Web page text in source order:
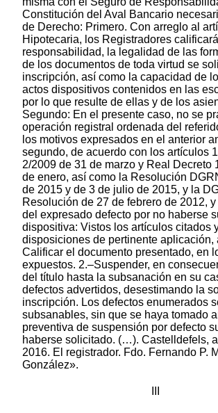
Constitución del Aval Bancario
de Derecho: Primero. Con arreglo al
Hipotecaria, los Registradores
responsabilidad, la legalidad de las
de los documentos de toda virtud se
inscripción, así como la capacidad de
actos dispositivos contenidos en las
por lo que resulte de ellas y de los
Segundo: En el presente caso, no se
operación registral ordenada del
los motivos expresados en el anterior
segundo, de acuerdo con los artículos
2/2009 de 31 de marzo y Real Decreto
de enero, así como la Resolución
de 2015 y de 3 de julio de 2015, y la
Resolución de 27 de febrero de 2012,
del expresado defecto por no haberse
dispositiva: Vistos los artículos citados
disposiciones de pertinente aplicación,
Calificar el documento presentado, en
expuestos. 2.–Suspender, en
del título hasta la subsanación en su
defectos advertidos, desestimando la
inscripción. Los defectos enumerados
subsanables, sin que se haya tomado
preventiva de suspensión por defecto
haberse solicitado. (…). Castelldefels,
2016. El registrador. Fdo. Fernando P.
González».